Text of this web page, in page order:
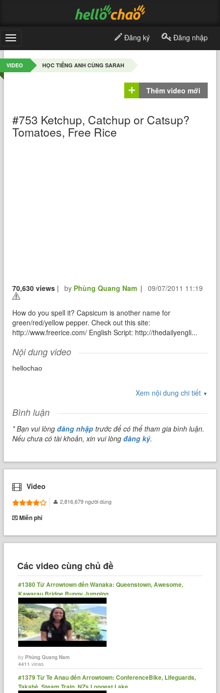
Toggle
navigation
Đăng ký Đăng nhập
VIDEO HỌC TIẾNG ANH CÙNG SARAH
Thêm video mới
#753 Ketchup, Catchup or Catsup?
Tomatoes, Free Rice
70,630 views | by Phùng Quang Nam | 09/07/2011 11:19
How do you spell it? Capsicum is another name for
green/red/yellow pepper. Check out this site:
http://www.freerice.com/ English Script: http://thedailyengli...
Nội dung video
hellochao
Xem nội dung chi tiết ▼
Bình luận
* Bạn vui lòngđăng nhập trước để có thể tham gia bình luận.
Nếu chưa có tài khoản, xin vui lòngđăng ký.
Video
2,816,679 người dùng
Miễn phí
Các video cùng chủ đề
#1380 Từ Arrowtown đến Wanaka: Queenstown, Awesome,
Kawarau Bridge Bungy Jumping
byPhùng Quang Nam
4411 views
#1379 Từ Te Anau đến Arrowtown: ConferenceBike, Lifeguards,
Takahē, Steam Train, NZs Longest Lake